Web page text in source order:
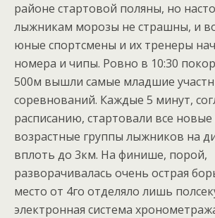
районе стартовой поляны, но
лыжникам морозы не страшны, и
юные спортсмены и их тренеры
номера и чипы. Ровно в 10:30
500м вышли самые младшие
соревнований. Каждые 5 минут,
расписанию, стартовали все
возрастные группы лыжников на
вплоть до 3км. На финише, порой,
разворачивалась очень острая
место от 4го отделяло лишь
электронная система